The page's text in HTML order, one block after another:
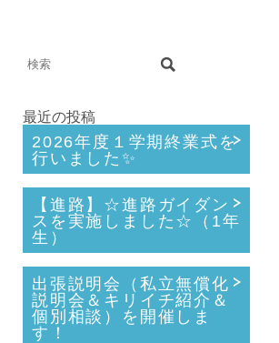
最近の投稿
2026年度１学期終業式を
行いました✨
【進路】☆進路ガイダン
スを実施しました☆（1年
生）
出張説明会（私立無償化
説明会＆キリイチ紹介＆
個別相談）を開催しま
す！